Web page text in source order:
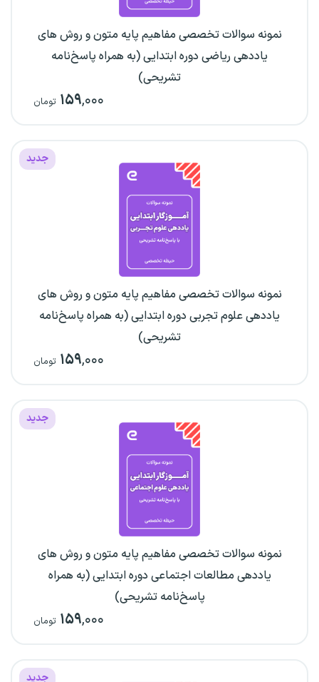
نمونه سوالات تخصصی مفاهیم پایه متون و روش های
یاددهی ریاضی دوره ابتدایی (به همراه پاسخ‌نامه
تشریحی)
۱۵۹,۰۰۰ تومان
جدید
نمونه سوالات تخصصی مفاهیم پایه متون و روش های
یاددهی علوم تجربی دوره ابتدایی (به همراه پاسخ‌نامه
تشریحی)
۱۵۹,۰۰۰ تومان
جدید
نمونه سوالات تخصصی مفاهیم پایه متون و روش های
یاددهی مطالعات اجتماعی دوره ابتدایی (به همراه
پاسخ‌نامه تشریحی)
۱۵۹,۰۰۰ تومان
جدید